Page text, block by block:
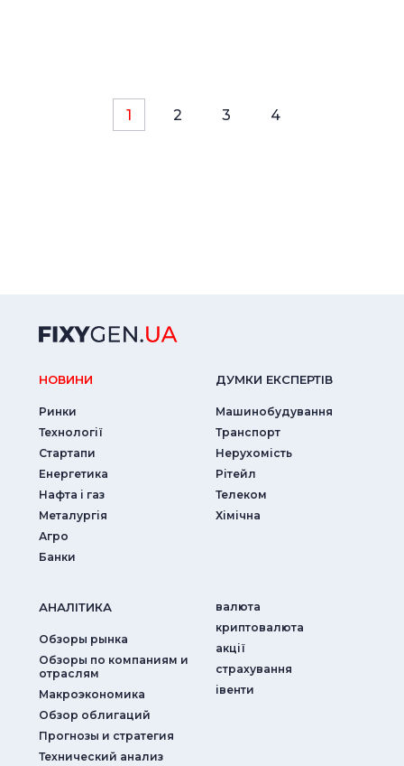
1 2 3 4
НОВИНИ
Ринки
Технології
Стартапи
Енергетика
Нафта і газ
Металургія
Агро
Банки
ДУМКИ ЕКСПЕРТIВ
Машинобудування
Транспорт
Нерухомість
Рітейл
Телеком
Хімічна
АНАЛIТИКА
Обзоры рынка
Обзоры по компаниям и
отраслям
Макроэкономика
Обзор облигаций
Прогнозы и стратегия
Технический анализ
валюта
криптовалюта
акції
страхування
iвенти